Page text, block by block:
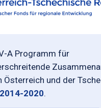
A Programm für
Österreich und der
2014-2020.